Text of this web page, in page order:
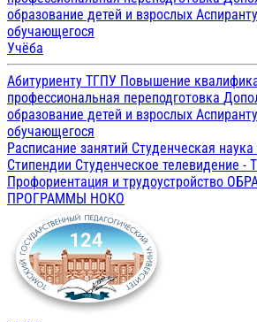
образование детей и взрослых
обучающегося
Учёба
Абитуриенту ТГПУ Повышение
профессиональная переподготовка
образование детей и взрослых
обучающегося
Расписание занятий Студенческая наука
Стипендии Студенческое телевидение -
Профориентация и трудоустройство
ПРОГРАММЫ НОКО